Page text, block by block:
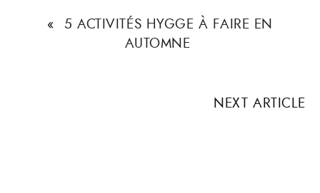
« 5 ACTIVITÉS HYGGE À FAIRE EN
AUTOMNE
NEXT ARTICLE